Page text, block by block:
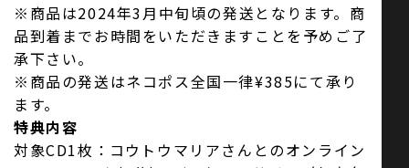
※商品は2024年3月中旬頃の発送となります。商
品到着までお時間をいただきますことを予めご了
承下さい。
※商品の発送はネコポス全国一律¥385にて承り
ます。
特典内容
対象CD1枚：コウトウマリアさんとのオンライン